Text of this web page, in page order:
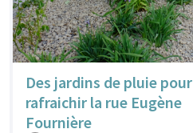
Des jardins de pluie pour
rafraichir la rue Eugène
Fournière